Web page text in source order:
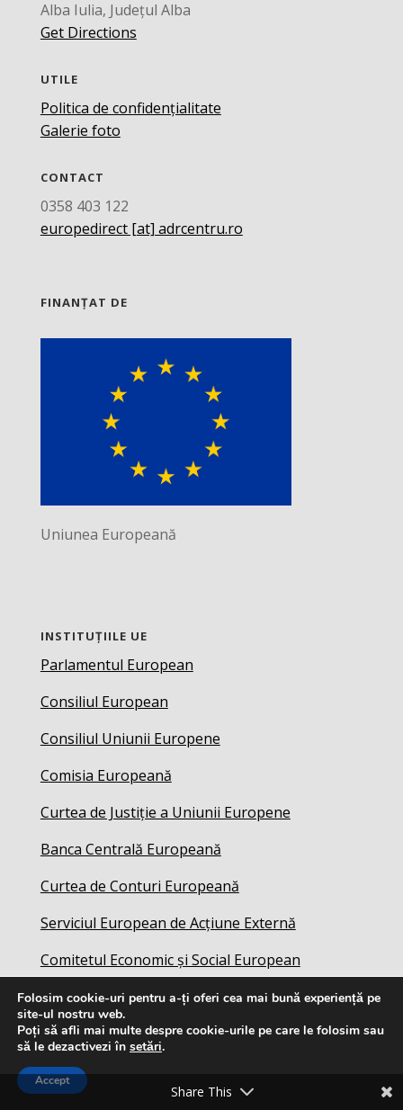
Alba Iulia, Județul Alba
Get Directions
UTILE
Politica de confidențialitate
Galerie foto
CONTACT
0358 403 122
europedirect [at] adrcentru.ro
FINANȚAT DE
Uniunea Europeană
INSTITUȚIILE UE
Parlamentul European
Consiliul European
Consiliul Uniunii Europene
Comisia Europeană
Curtea de Justiție a Uniunii Europene
Banca Centrală Europeană
Curtea de Conturi Europeană
Serviciul European de Acțiune Externă
Comitetul Economic și Social European
Folosim cookie-uri pentru a-ți oferi cea mai bună experiență pe
site-ul nostru web.
Poți să afli mai multe despre cookie-urile pe care le folosim sau
să le dezactivezi în setări.
Accept
Share This